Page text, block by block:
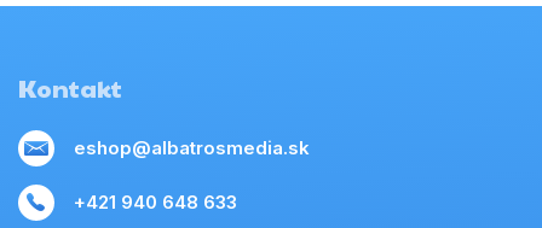
Kontakt
eshop@albatrosmedia.sk
+421 940 648 633